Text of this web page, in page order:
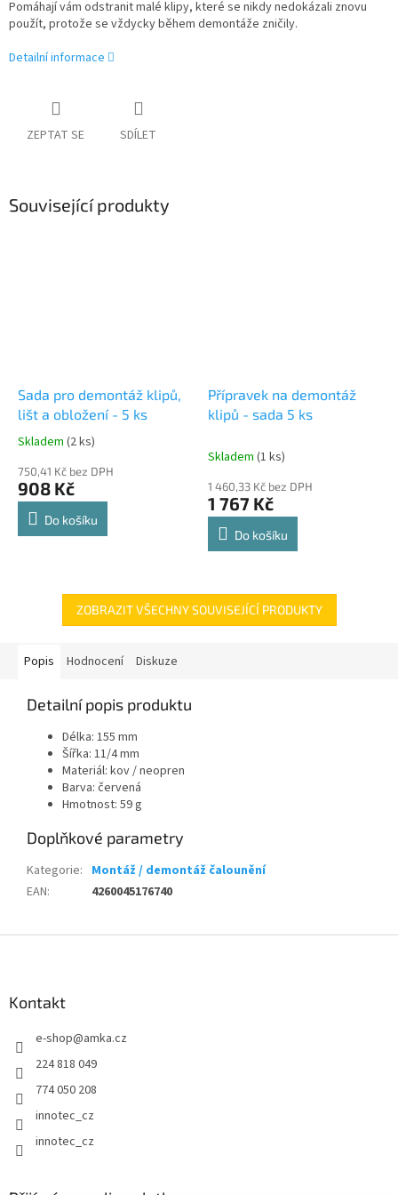
Pomáhají vám odstranit malé klipy, které se nikdy nedokázali znovu
použít, protože se vždycky během demontáže zničily.
Detailní informace
ZEPTAT SE SDÍLET
Související produkty
Sada pro demontáž klipů,
lišt a obložení - 5 ks
Průměrné
produktu
je
5,0
Skladem (2 ks)
750,41 Kč bez DPH
908 Kč
Do košíku
Přípravek na demontáž
klipů - sada 5 ks
Skladem (1 ks)
1 460,33 Kč bez DPH
1 767 Kč
Do košíku
ZOBRAZIT VŠECHNY SOUVISEJÍCÍ PRODUKTY
Popis Hodnocení Diskuze
Detailní popis produktu
Délka: 155 mm
Šířka: 11/4 mm
Materiál: kov / neopren
Barva: červená
Hmotnost: 59 g
Doplňkové parametry
Kategorie: Montáž / demontáž čalounění
EAN: 4260045176740
Kontakt
e-shop@amka.cz
224 818 049
774 050 208
innotec_cz
innotec_cz